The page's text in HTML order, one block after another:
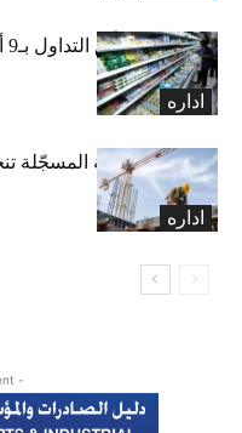
اداره
واللبنة
اداره
أشهر
- Advertisement -